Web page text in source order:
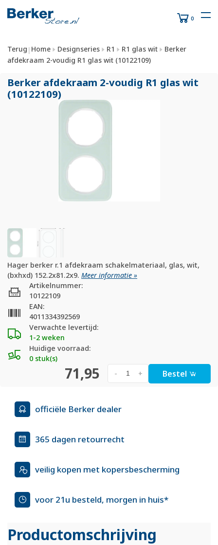
0
Terug | Home Designseries R1 R1 glas wit
Berker
afdekraam 2-voudig R1 glas wit (10122109)
Berker afdekraam 2-voudig R1 glas wit
(10122109)
Hager berker r.1 afdekraam schakelmateriaal, glas, wit,
(bxhxd) 152.2x81.2x9. Meer informatie »
Verwachte levertijd:
1-2 weken
Huidige voorraad:
0 stuk(s)
Artikelnummer:
10122109
EAN:
4011334392569
71,95 +
- Bestel
officiële Berker dealer
365 dagen retourrecht
veilig kopen met kopersbescherming
voor 21u besteld, morgen in huis*
Productomschrijving